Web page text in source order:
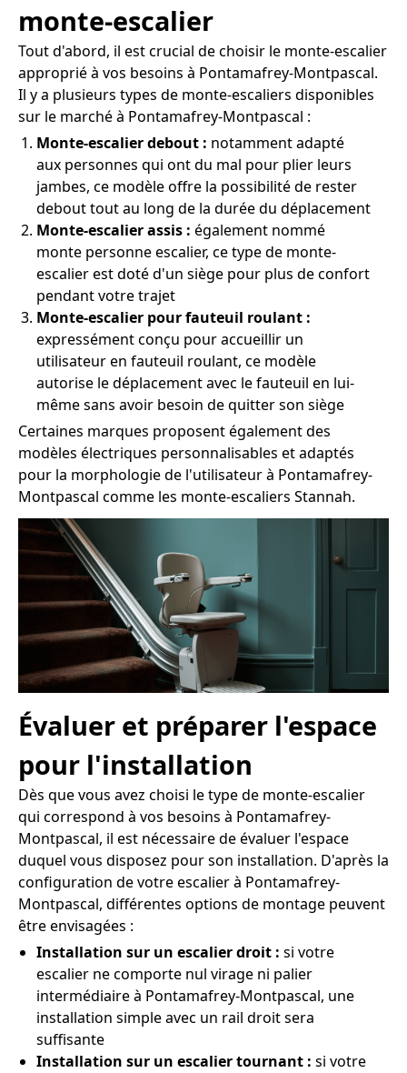
monte-escalier
Tout d'abord, il est crucial de choisir le monte-escalier
approprié à vos besoins à Pontamafrey-Montpascal.
Il y a plusieurs types de monte-escaliers disponibles
sur le marché à Pontamafrey-Montpascal :
Monte-escalier debout : notamment adapté
aux personnes qui ont du mal pour plier leurs
jambes, ce modèle offre la possibilité de rester
debout tout au long de la durée du déplacement
Monte-escalier assis : également nommé
monte personne escalier, ce type de monte-
escalier est doté d'un siège pour plus de confort
pendant votre trajet
Monte-escalier pour fauteuil roulant :
expressément conçu pour accueillir un
utilisateur en fauteuil roulant, ce modèle
autorise le déplacement avec le fauteuil en lui-
même sans avoir besoin de quitter son siège
Certaines marques proposent également des
modèles électriques personnalisables et adaptés
pour la morphologie de l'utilisateur à Pontamafrey-
Montpascal comme les monte-escaliers Stannah.
Évaluer et préparer l'espace
pour l'installation
Dès que vous avez choisi le type de monte-escalier
qui correspond à vos besoins à Pontamafrey-
Montpascal, il est nécessaire de évaluer l'espace
duquel vous disposez pour son installation. D'après la
configuration de votre escalier à Pontamafrey-
Montpascal, différentes options de montage peuvent
être envisagées :
Installation sur un escalier droit : si votre
escalier ne comporte nul virage ni palier
intermédiaire à Pontamafrey-Montpascal, une
installation simple avec un rail droit sera
suffisante
Installation sur un escalier tournant : si votre